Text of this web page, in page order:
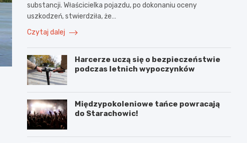
substancji. Właścicielka pojazdu, po dokonaniu oceny
uszkodzeń, stwierdziła, że…
Czytaj dalej
Harcerze uczą się o bezpieczeństwie
podczas letnich wypoczynków
Międzypokoleniowe tańce powracają
do Starachowic!